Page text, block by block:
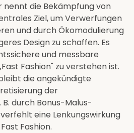
nennt die Bekämpfung von
Ziel, um Verwerfungen
und durch Ökomodulierung
Design zu schaffen. Es
und messbare
Fashion" zu verstehen ist.
die angekündigte
der
durch Bonus-Malus-
eine Lenkungswirkung
Fashion.